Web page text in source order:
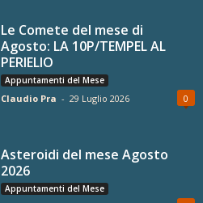
Le Comete del mese di
Agosto: LA 10P/TEMPEL AL
PERIELIO
Appuntamenti del Mese
Claudio Pra - 29 Luglio 2026 0
Asteroidi del mese Agosto
2026
Appuntamenti del Mese